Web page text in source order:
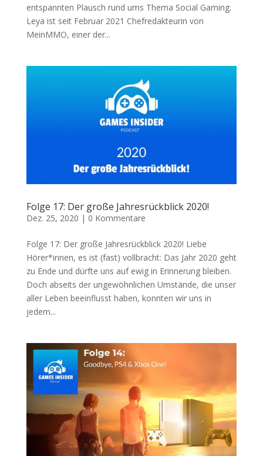
entspannten Plausch rund ums Thema Social Gaming.
Leya ist seit Februar 2021 Chefredakteurin von
MeinMMO, einer der...
Folge 17: Der große Jahresrückblick 2020!
Dez. 25, 2020 | 0 Kommentare
Folge 17: Der große Jahresrückblick 2020! Liebe
Hörer*innen, es ist (fast) vollbracht: Das Jahr 2020 geht
zu Ende und dürfte uns auf ewig in Erinnerung bleiben.
Doch abseits der ungewöhnlichen Umstände, die unser
aller Leben beeinflusst haben, konnten wir uns in
jedem...